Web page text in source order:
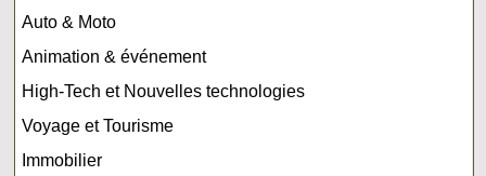
Auto & Moto
Animation & événement
High-Tech et Nouvelles technologies
Voyage et Tourisme
Immobilier